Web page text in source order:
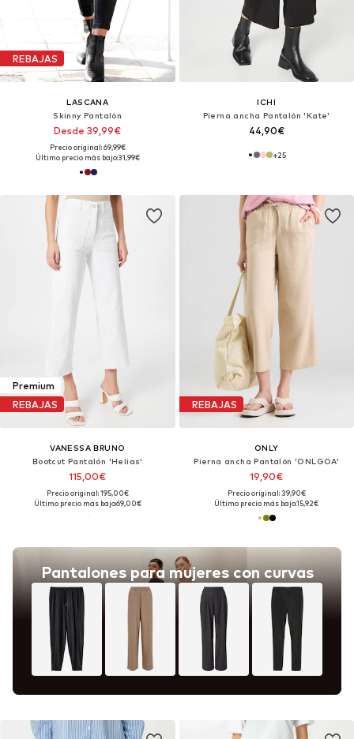
REBAJAS
LASCANA
Skinny Pantalón
Desde 39,99€
Precio original: 69,99€
Último precio más bajo:31,99€
ICHI
Pierna ancha Pantalón 'Kate'
44,90€
+25
Premium
REBAJAS
VANESSA BRUNO
Bootcut Pantalón 'Helias'
115,00€
Precio original: 195,00€
Último precio más bajo:69,00€
Pantalones para mujeres con curvas
REBAJAS
ONLY
Pierna ancha Pantalón 'ONLGOA'
19,90€
Precio original: 39,90€
Último precio más bajo:15,92€